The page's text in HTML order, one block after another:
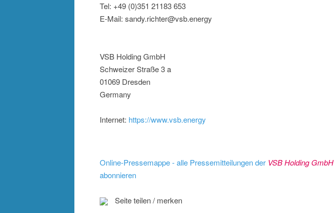
Tel: +49 (0)351 21183 653
E-Mail: sandy.richter@vsb.energy
VSB Holding GmbH
Schweizer Straße 3 a
01069 Dresden
Germany
Internet: https://www.vsb.energy
Online-Pressemappe - alle Pressemitteilungen der VSB Holding GmbH
abonnieren
Seite teilen / merken